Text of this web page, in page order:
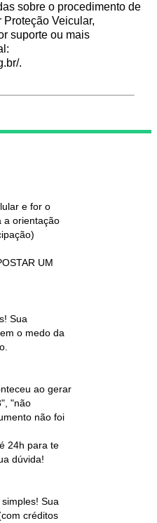
sobre o procedimento de
Veicular,
suporte ou mais
.
e for o
a orientação
UM
Sua
o medo da
ao gerar
"não
não foi
24h para te
dúvida!
Sua
créditos